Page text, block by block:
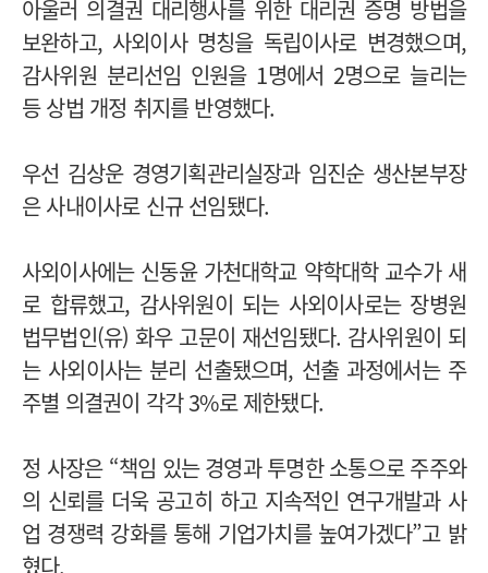
아울러 의결권 대리행사를 위한 대리권 증명 방법을
보완하고, 사외이사 명칭을 독립이사로 변경했으며,
감사위원 분리선임 인원을 1명에서 2명으로 늘리는
등 상법 개정 취지를 반영했다.
우선 김상운 경영기획관리실장과 임진순 생산본부장
은 사내이사로 신규 선임됐다.
사외이사에는 신동윤 가천대학교 약학대학 교수가 새
로 합류했고, 감사위원이 되는 사외이사로는 장병원
법무법인(유) 화우 고문이 재선임됐다. 감사위원이 되
는 사외이사는 분리 선출됐으며, 선출 과정에서는 주
주별 의결권이 각각 3%로 제한됐다.
정 사장은 “책임 있는 경영과 투명한 소통으로 주주와
의 신뢰를 더욱 공고히 하고 지속적인 연구개발과 사
업 경쟁력 강화를 통해 기업가치를 높여가겠다”고 밝
혔다.